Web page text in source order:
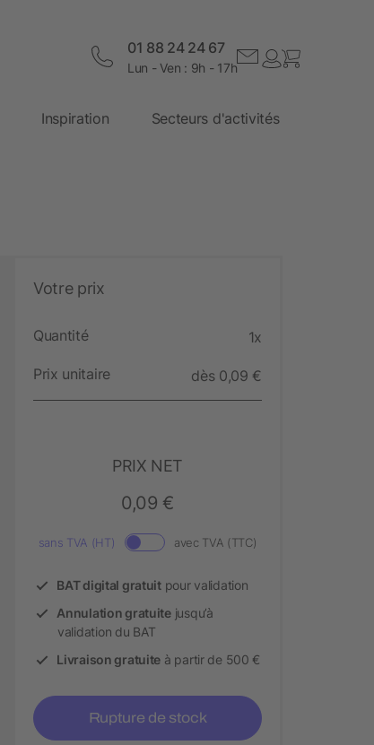
01 88 24 24 67
Lun - Ven : 9h - 17h
Inspiration Secteurs d'activités
Votre prix
Quantité 1x
Prix unitaire dès 0,09 €
PRIX NET
0,09 €
sans TVA (HT) avec TVA (TTC)
BAT digital gratuitpour validation
Annulation gratuitejusqu’à
validation du BAT
Livraison gratuite à partir de 500 €
Rupture de stock